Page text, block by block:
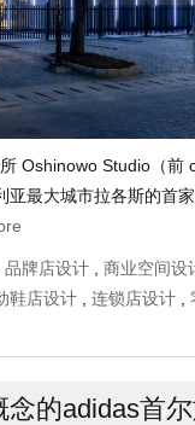
Oshinowo Studio（前
最大城市拉各斯的首
品牌店设计
商业空间设
鞋店设计 连锁店设计
的adidas首